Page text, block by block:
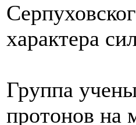
характера
Группа
протонов на